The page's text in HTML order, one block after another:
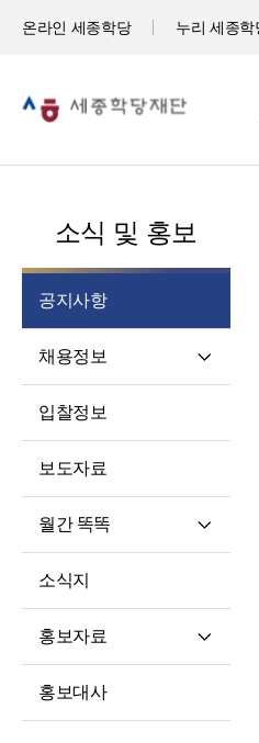
온라인 세종학당 누리 세종학
소식 및 홍보
공지사항
채용정보
입찰정보
보도자료
월간 똑똑
소식지
홍보자료
홍보대사